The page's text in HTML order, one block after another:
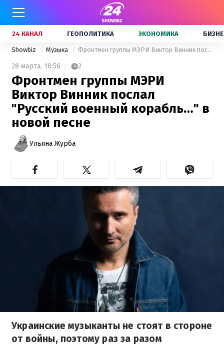
24 КАНАЛ ГЕОПОЛИТИКА ЭКОНОМИКА
Showbiz Музыка Фронтмен группы МЭРИ Виктор Винник послал "Русский военный корабль…" в новой песне
28 марта, 18:56 2
Фронтмен группы МЭРИ
Виктор Винник послал
"Русский военный корабль…" в
новой песне
Ульяна Журба
Украинские музыканты не стоят в стороне
от войны, поэтому раз за разом